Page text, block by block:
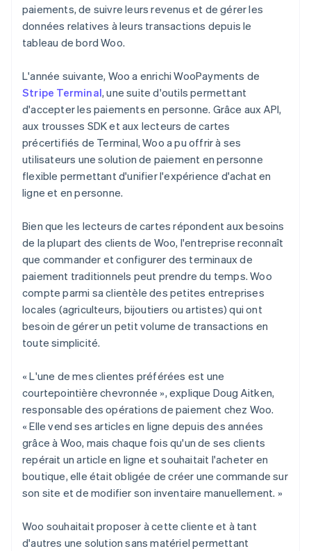
paiements, de suivre leurs revenus et de gérer les
données relatives à leurs transactions depuis le
tableau de bord Woo.
L'année suivante, Woo a enrichi WooPayments de
Stripe Terminal, une suite d'outils permettant
d'accepter les paiements en personne. Grâce aux API,
aux trousses SDK et aux lecteurs de cartes
précertifiés de Terminal, Woo a pu offrir à ses
utilisateurs une solution de paiement en personne
flexible permettant d'unifier l'expérience d'achat en
ligne et en personne.
Bien que les lecteurs de cartes répondent aux besoins
de la plupart des clients de Woo, l'entreprise reconnaît
que commander et configurer des terminaux de
paiement traditionnels peut prendre du temps. Woo
compte parmi sa clientèle des petites entreprises
locales (agriculteurs, bijoutiers ou artistes) qui ont
besoin de gérer un petit volume de transactions en
toute simplicité.
« L'une de mes clientes préférées est une
courtepointière chevronnée », explique Doug Aitken,
responsable des opérations de paiement chez Woo.
« Elle vend ses articles en ligne depuis des années
grâce à Woo, mais chaque fois qu'un de ses clients
repérait un article en ligne et souhaitait l'acheter en
boutique, elle était obligée de créer une commande sur
son site et de modifier son inventaire manuellement. »
Woo souhaitait proposer à cette cliente et à tant
d'autres une solution sans matériel permettant